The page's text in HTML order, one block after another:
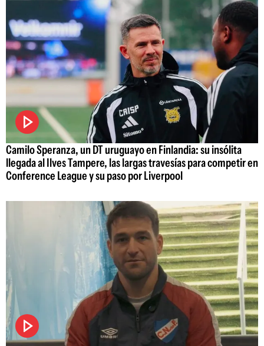
Camilo Speranza, un DT uruguayo en Finlandia: su insólita
llegada al Ilves Tampere, las largas travesías para competir en
Conference League y su paso por Liverpool